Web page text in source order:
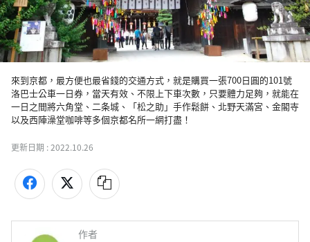
來到京都，最方便也最省錢的交通方式，就是購買一張700日圓的101號
洛巴士公車一日券，當天有效、不限上下車次數，只要體力足夠，就能在
一日之間將六角堂、二条城、「松之助」手作鬆餅、北野天滿宮、金閣寺
更新日期 :2022.10.26
作者